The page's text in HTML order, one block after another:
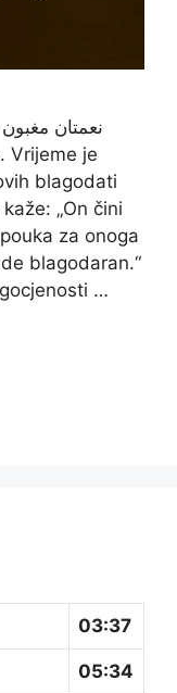
نعمتان
Vrijeme je
blagodati
„On čini
za onoga
blagodaran.“
…
03:37
05:34